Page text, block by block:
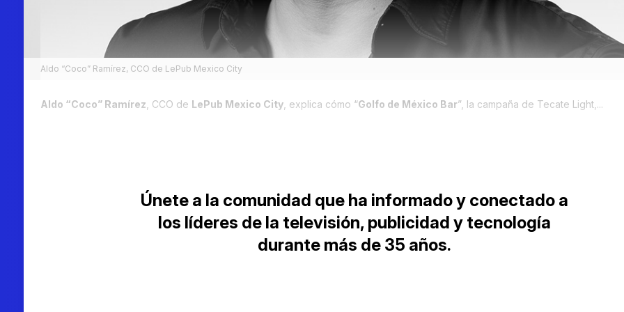
Aldo “Coco” Ramírez, CCO de LePub Mexico City
Aldo “Coco” Ramírez , CCO de LePub Mexico City , explica cómo “Golfo de México Bar”, la campaña de Tecate Light,...
Únete a la comunidad que ha informado y conectado a
los líderes de la televisión, publicidad y tecnología
durante más de 35 años.